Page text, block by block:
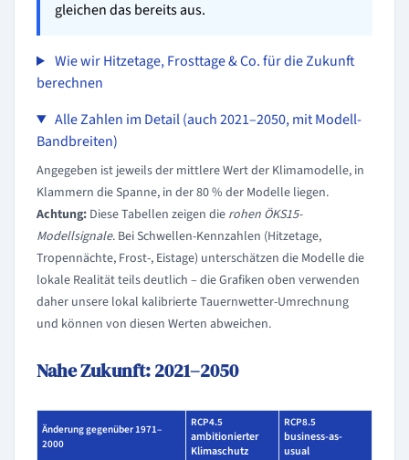
gleichen das bereits aus.
Wie wir Hitzetage, Frosttage & Co. für die Zukunft
berechnen
Alle Zahlen im Detail (auch 2021–2050, mit Modell-
Bandbreiten)
Angegeben ist jeweils der mittlere Wert der Klimamodelle, in
Klammern die Spanne, in der 80 % der Modelle liegen.
Achtung: Diese Tabellen zeigen die rohen ÖKS15-
Modellsignale. Bei Schwellen-Kennzahlen (Hitzetage,
Tropennächte, Frost-, Eistage) unterschätzen die Modelle die
lokale Realität teils deutlich – die Grafiken oben verwenden
daher unsere lokal kalibrierte Tauernwetter-Umrechnung
und können von diesen Werten abweichen.
Nahe Zukunft: 2021–2050
Änderung gegenüber 1971–
2000
RCP4.5
ambitionierter
Klimaschutz
RCP8.5
business-as-
usual